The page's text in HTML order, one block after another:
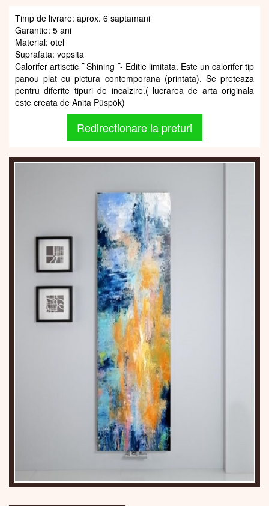
Timp de livrare: aprox. 6 saptamani
Garantie: 5 ani
Material: otel
Suprafata: vopsita
Calorifer artisctic ˝ Shining ˝- Editie limitata. Este un calorifer tip
panou plat cu pictura contemporana (printata). Se preteaza
pentru diferite tipuri de incalzire.( lucrarea de arta originala
este creata de Anita Püspök)
Redirectionare la preturi